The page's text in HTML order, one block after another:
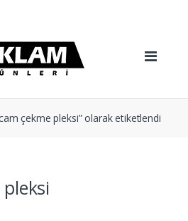
çekme pleksi” olarak etiketlendi